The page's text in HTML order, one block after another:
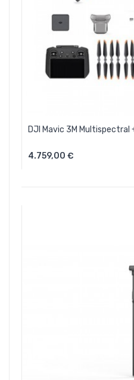
DJI Mavic 3M Multispectral
4.759,00 €
Aggiungi Al Carrello